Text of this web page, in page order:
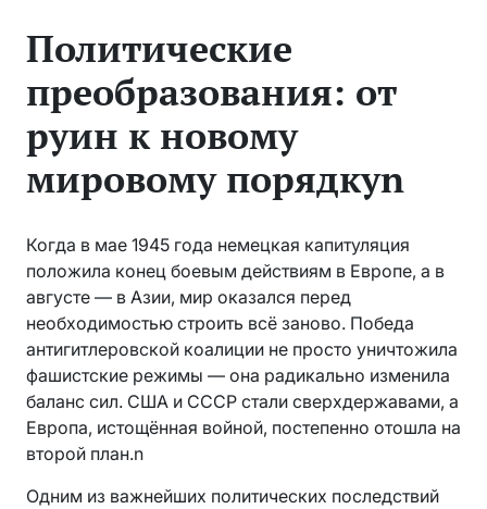
Политические
преобразования: от
руин к новому
мировому порядкуn
Когда в мае 1945 года немецкая капитуляция
положила конец боевым действиям в Европе, а в
августе — в Азии, мир оказался перед
необходимостью строить всё заново. Победа
антигитлеровской коалиции не просто уничтожила
фашистские режимы — она радикально изменила
баланс сил. США и СССР стали сверхдержавами, а
Европа, истощённая войной, постепенно отошла на
второй план.n
Одним из важнейших политических последствий